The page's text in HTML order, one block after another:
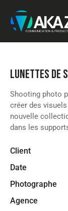
LUNETTES DE
Shooting photo
créer des
nouvelle
dans les
Client
Date
Photographe
Agence